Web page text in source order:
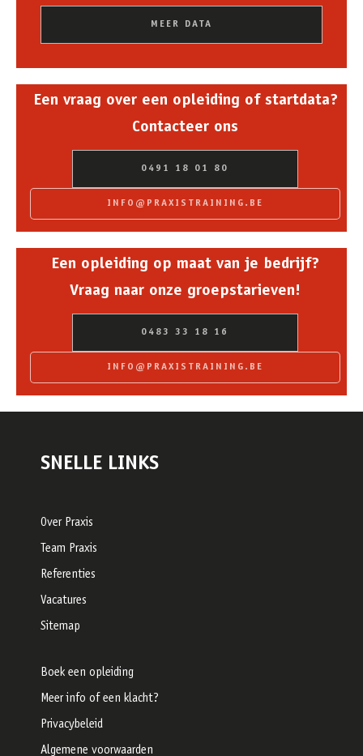
MEER DATA
Een vraag over een opleiding of startdata?
Contacteer ons
0491 18 01 80
INFO@PRAXISTRAINING.BE
Een opleiding op maat van je bedrijf?
Vraag naar onze groepstarieven!
0483 33 18 16
INFO@PRAXISTRAINING.BE
SNELLE LINKS
Over Praxis
Team Praxis
Referenties
Vacatures
Sitemap
Boek een opleiding
Meer info of een klacht?
Privacybeleid
Algemene voorwaarden